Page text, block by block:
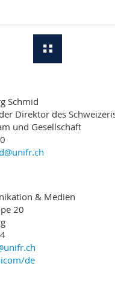
Schmid
Direktor des
und Gesellschaft
& Medien
20
de